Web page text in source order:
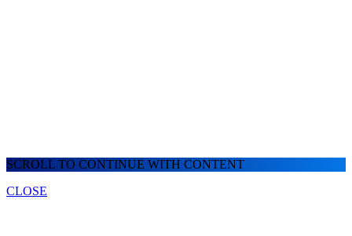
SCROLL TO CONTINUE WITH CONTENT
CLOSE